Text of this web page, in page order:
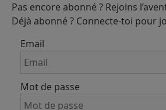
Pas encore abonné ? Rejoins
Déjà abonné ? Connecte-toi pour
Email
Mot de passe